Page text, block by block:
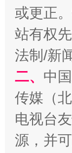
受贿1.44
或更正
站有权
法制/新
二、 中
传媒（
电视台
源，并